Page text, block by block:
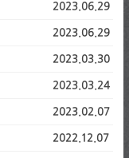
2023.06.29
2023.06.29
2023.03.30
2023.03.24
2023.02.07
2022.12.07